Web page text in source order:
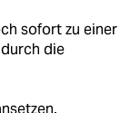
sofort zu einer
die